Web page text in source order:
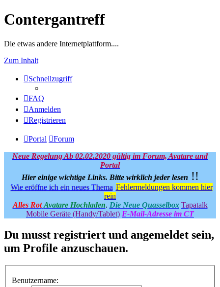
Contergantreff
Die etwas andere Internetplattform....
Zum Inhalt
Schnellzugriff
FAQ
Anmelden
Registrieren
Portal Forum
Neue Regelung Ab 02.02.2020 gültig im Forum, Avatare und
Portal
Hier einige wichtige Links. Bitte wirklich jeder lesen !!
Wie eröffne ich ein neues Thema Fehlermeldungen kommen hier
rein
Alles Rot Avatare Hochladen. Die Neue Quasselbox Tapatalk
Mobile Geräte (Handy/Tablet) E-Mail-Adresse im CT
Du musst registriert und angemeldet sein,
um Profile anzuschauen.
Benutzername: